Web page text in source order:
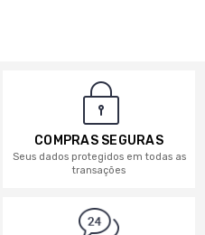
COMPRAS SEGURAS
Seus dados protegidos em todas as
transações